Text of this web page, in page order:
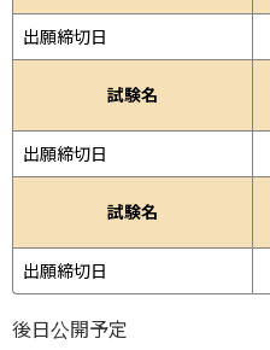
出願締切日
試験名
出願締切日
試験名
出願締切日
後日公開予定